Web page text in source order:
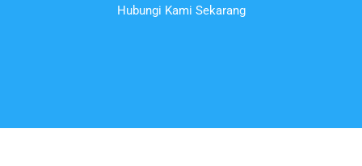
Hubungi Kami Sekarang